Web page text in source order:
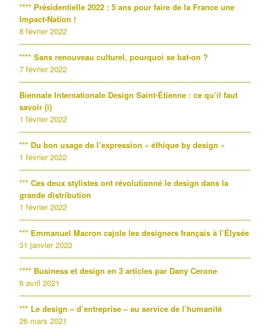
**** Présidentielle 2022 : 5 ans pour faire de la France une
Impact-Nation !
8 février 2022
**** Sans renouveau culturel, pourquoi se bat-on ?
7 février 2022
Biennale Internationale Design Saint-Étienne : ce qu’il faut
savoir (i)
1 février 2022
*** Du bon usage de l’expression « éthique by design »
1 février 2022
*** Ces deux stylistes ont révolutionné le design dans la
grande distribution
1 février 2022
*** Emmanuel Macron cajole les designers français à l’Élysée
31 janvier 2022
**** Business et design en 3 articles par Dany Cerone
6 avril 2021
*** Le design – d’entreprise – au service de l’humanité
26 mars 2021